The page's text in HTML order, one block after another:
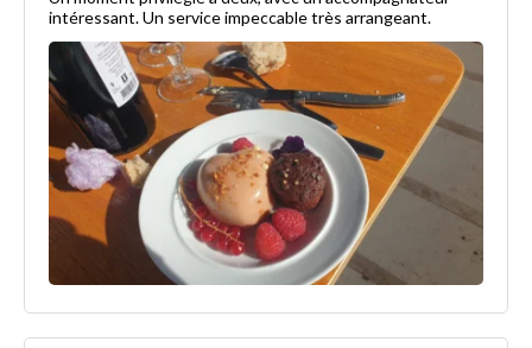
intéressant. Un service impeccable très arrangeant.